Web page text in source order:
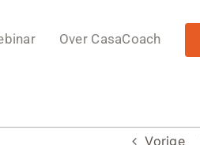
Over CasaCoach
Vorige